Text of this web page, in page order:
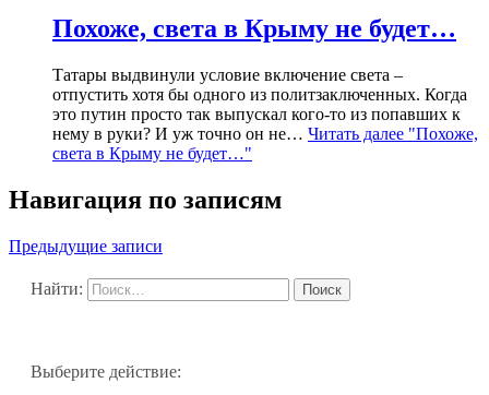
Похоже, света в Крыму не будет…
Татары выдвинули условие включение света –
отпустить хотя бы одного из политзаключенных. Когда
это путин просто так выпускал кого-то из попавших к
нему в руки? И уж точно он не… Читать далее "Похоже,
света в Крыму не будет…"
Навигация по записям
Предыдущие записи
Найти:
Выберите действие: